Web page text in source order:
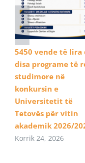
5450 vende të lira
disa programe të
studimore në
konkursin e
Universitetit të
Tetovës për vitin
akademik 2026/
Korrik 24, 2026